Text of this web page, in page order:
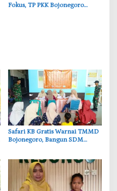
Fokus, TP PKK Bojonegoro
‎Safari KB Gratis Warnai TMMD
Bojonegoro, Bangun SDM